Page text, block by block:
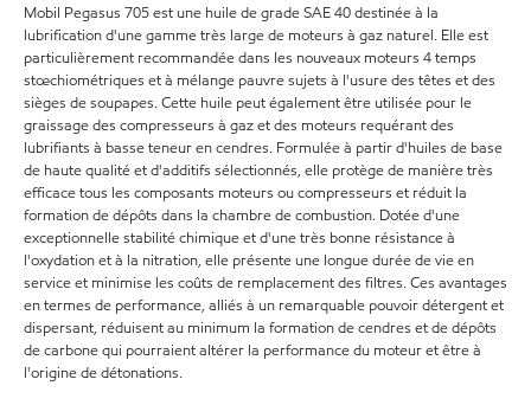
Mobil Pegasus 705 est une huile de grade SAE 40 destinée à la
lubrification d'une gamme très large de moteurs à gaz naturel. Elle est
particulièrement recommandée dans les nouveaux moteurs 4 temps
stœchiométriques et à mélange pauvre sujets à l'usure des têtes et des
sièges de soupapes. Cette huile peut également être utilisée pour le
graissage des compresseurs à gaz et des moteurs requérant des
lubrifiants à basse teneur en cendres. Formulée à partir d'huiles de base
de haute qualité et d'additifs sélectionnés, elle protège de manière très
efficace tous les composants moteurs ou compresseurs et réduit la
formation de dépôts dans la chambre de combustion. Dotée d'une
exceptionnelle stabilité chimique et d'une très bonne résistance à
l'oxydation et à la nitration, elle présente une longue durée de vie en
service et minimise les coûts de remplacement des filtres. Ces avantages
en termes de performance, alliés à un remarquable pouvoir détergent et
dispersant, réduisent au minimum la formation de cendres et de dépôts
de carbone qui pourraient altérer la performance du moteur et être à
l'origine de détonations.